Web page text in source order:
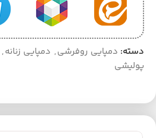
دسته: دمپایی روفرشی, دمپایی زنانه,
پولیشی